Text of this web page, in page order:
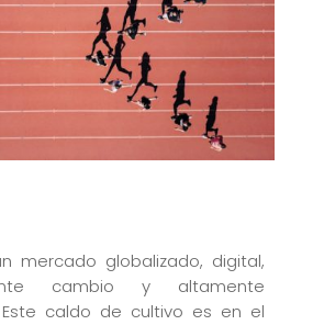
mercado globalizado, digital,
cambio y altamente
caldo de cultivo es en el